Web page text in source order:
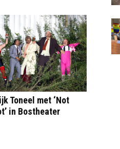
Toneel met ‘Not
in Bostheater